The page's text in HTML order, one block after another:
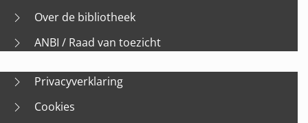
Over de bibliotheek
ANBI / Raad van toezicht
Privacyverklaring
Cookies